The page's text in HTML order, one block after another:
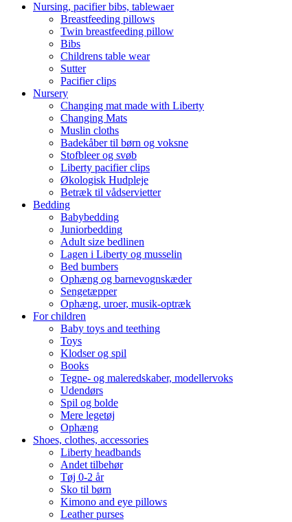
Nursing, pacifier bibs, tablewaer
Breastfeeding pillows
Twin breastfeeding pillow
Bibs
Childrens table wear
Sutter
Pacifier clips
Nursery
Changing mat made with Liberty
Changing Mats
Muslin cloths
Badekåber til børn og voksne
Stofbleer og svøb
Liberty pacifier clips
Økologisk Hudpleje
Betræk til vådservietter
Bedding
Babybedding
Juniorbedding
Adult size bedlinen
Lagen i Liberty og musselin
Bed bumbers
Ophæng og barnevognskæder
Sengetæpper
Ophæng, uroer, musik-optræk
For children
Baby toys and teething
Toys
Klodser og spil
Books
Tegne- og maleredskaber, modellervoks
Udendørs
Spil og bolde
Mere legetøj
Ophæng
Shoes, clothes, accessories
Liberty headbands
Andet tilbehør
Tøj 0-2 år
Sko til børn
Kimono and eye pillows
Leather purses